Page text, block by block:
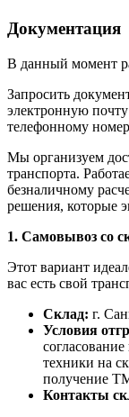
Документация
В данный момент
Запросить
электронную почту
телефонному
Мы организуем
транспорта.
безналичному
решения, которые
1. Самовывоз со
Этот вариант
вас есть свой
Склад: г.
Условия
техники на
получение
Контакты